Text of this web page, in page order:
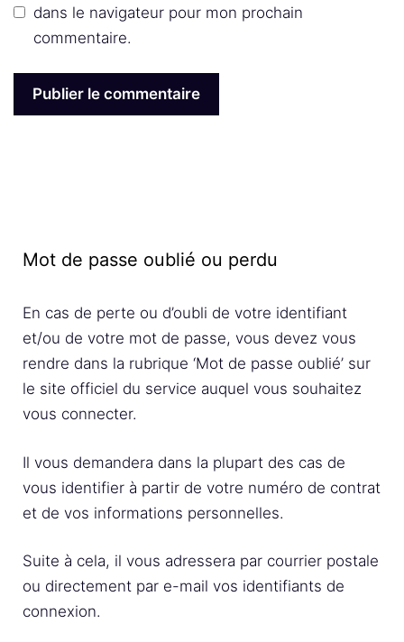
dans le navigateur pour mon prochain
commentaire.
Mot de passe oublié ou perdu
En cas de perte ou d’oubli de votre identifiant
et/ou de votre mot de passe, vous devez vous
rendre dans la rubrique ‘Mot de passe oublié’ sur
le site officiel du service auquel vous souhaitez
vous connecter.
Il vous demandera dans la plupart des cas de
vous identifier à partir de votre numéro de contrat
et de vos informations personnelles.
Suite à cela, il vous adressera par courrier postale
ou directement par e-mail vos identifiants de
connexion.